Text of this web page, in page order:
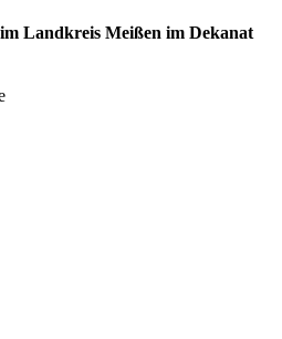
Landkreis Meißen im Dekanat